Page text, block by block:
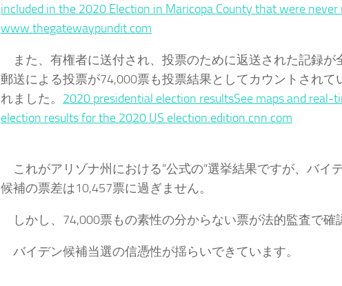
included in the 2020 Election in Maricopa County that were
www.thegatewaypundit.com
また、有権者に送付され、投票のために返送された記録が
郵送による投票が74,000票も投票結果としてカウントされて
れました。 2020 presidential election resultsSee maps and real-
election results for the 2020 US election.edition.cnn.com
これがアリゾナ州における“公式の“選挙結果ですが、バイ
候補の票差は10,457票に過ぎません。
しかし、74,000票もの素性の分からない票が法的監査で確
バイデン候補当選の信憑性が揺らいできています。